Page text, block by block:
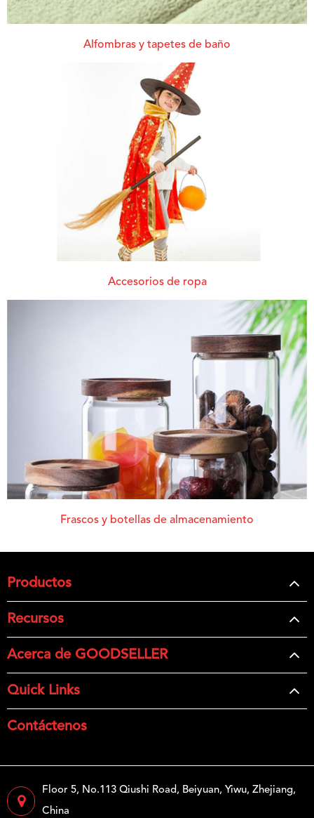
Alfombras y tapetes de baño
Accesorios de ropa
Frascos y botellas de almacenamiento
Productos
Recursos
Acerca de GOODSELLER
Quick Links
Contáctenos
Floor 5, No.113 Qiushi Road, Beiyuan, Yiwu, Zhejiang,
China